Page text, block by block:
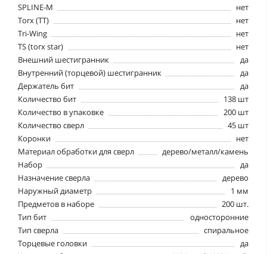
SPLINE-М
нет
Torx (TT)
нет
Tri-Wing
нет
TS (torx star)
нет
Внешний шестигранник
да
Внутренний (торцевой) шестигранник
да
Держатель бит
да
Количество бит
138 шт
Количество в упаковке
200 шт
Количество сверл
45 шт
Коронки
нет
Материал обработки для сверл
дерево/металл/камень
Набор
да
Назначение сверла
дерево
Наружный диаметр
1 мм
Предметов в наборе
200 шт.
Тип бит
односторонние
Тип сверла
спиральное
Торцевые головки
да